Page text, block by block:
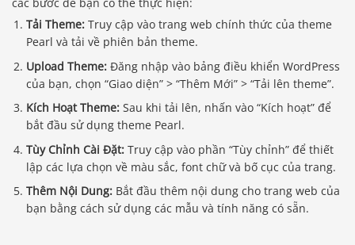
các bước để bạn có thể thực hiện:
Tải Theme: Truy cập vào trang web chính thức của theme
Pearl và tải về phiên bản theme.
Upload Theme: Đăng nhập vào bảng điều khiển WordPress
của bạn, chọn “Giao diện” > “Thêm Mới” > “Tải lên theme”.
Kích Hoạt Theme: Sau khi tải lên, nhấn vào “Kích hoạt” để
bắt đầu sử dụng theme Pearl.
Tùy Chỉnh Cài Đặt: Truy cập vào phần “Tùy chỉnh” để thiết
lập các lựa chọn về màu sắc, font chữ và bố cục của trang.
Thêm Nội Dung: Bắt đầu thêm nội dung cho trang web của
bạn bằng cách sử dụng các mẫu và tính năng có sẵn.